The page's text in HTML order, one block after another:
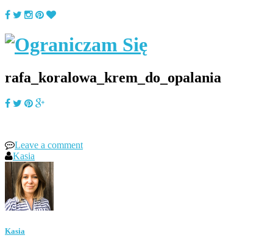
rafa_koralowa_krem_do_opalania
Leave a comment
Kasia
Kasia